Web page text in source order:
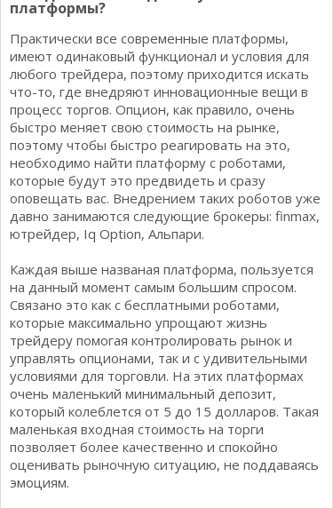
платформы?
Практически все современные платформы,
имеют одинаковый функционал и условия для
любого трейдера, поэтому приходится искать
что-то, где внедряют инновационные вещи в
процесс торгов. Опцион, как правило, очень
быстро меняет свою стоимость на рынке,
поэтому чтобы быстро реагировать на это,
необходимо найти платформу с роботами,
которые будут это предвидеть и сразу
оповещать вас. Внедрением таких роботов уже
давно занимаются следующие брокеры: finmax,
ютрейдер, Iq Option, Альпари.
Каждая выше названая платформа, пользуется
на данный момент самым большим спросом.
Связано это как с бесплатными роботами,
которые максимально упрощают жизнь
трейдеру помогая контролировать рынок и
управлять опционами, так и с удивительными
условиями для торговли. На этих платформах
очень маленький минимальный депозит,
который колеблется от 5 до 15 долларов. Такая
маленькая входная стоимость на торги
позволяет более качественно и спокойно
оценивать рыночную ситуацию, не поддаваясь
эмоциям.